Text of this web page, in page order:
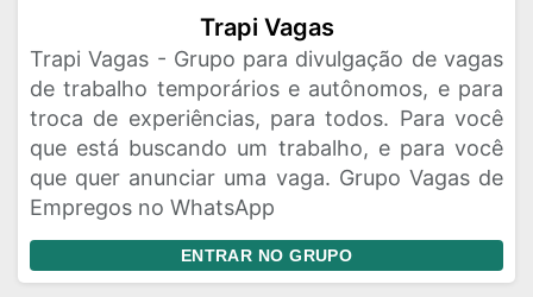
Trapi Vagas
Trapi Vagas - Grupo para divulgação de vagas
de trabalho temporários e autônomos, e para
troca de experiências, para todos. Para você
que está buscando um trabalho, e para você
que quer anunciar uma vaga. Grupo Vagas de
Empregos no WhatsApp
ENTRAR NO GRUPO